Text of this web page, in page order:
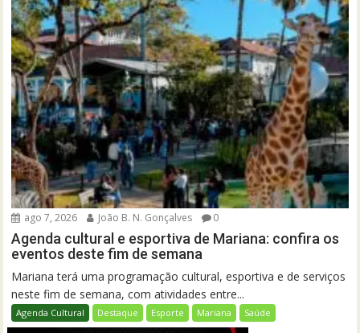
ago 7, 2026 João B. N. Gonçalves 0
Agenda cultural e esportiva de Mariana: confira os
eventos deste fim de semana
Mariana terá uma programação cultural, esportiva e de serviços
neste fim de semana, com atividades entre...
Agenda Cultural Destaque Esporte Mariana Saúde